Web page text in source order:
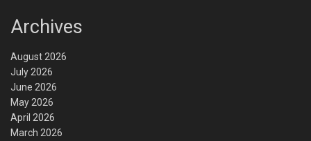
Archives
August 2026
July 2026
June 2026
May 2026
April 2026
March 2026